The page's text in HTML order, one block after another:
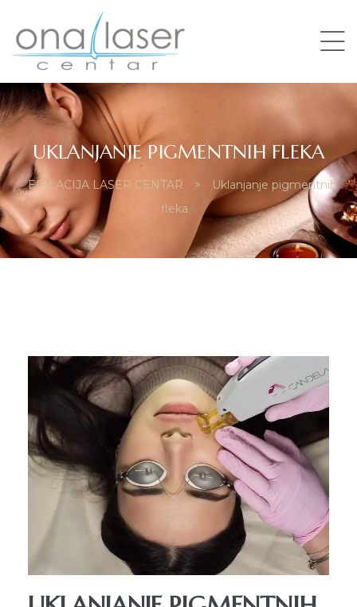
UKLANJANJE PIGMENTNIH FLEKA
EPILACIJA LASER CENTAR >
Uklanjanje pigmentnih
fleka